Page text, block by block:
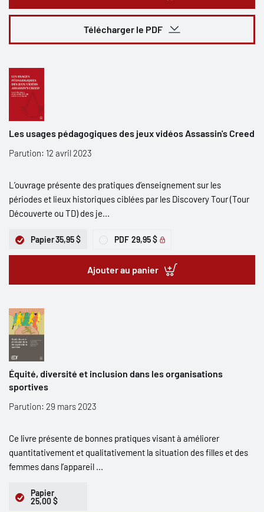
Télécharger le PDF
Les usages pédagogiques des jeux vidéos Assassin's Creed
Parution: 12 avril 2023
L’ouvrage présente des pratiques d’enseignement sur les
périodes et lieux historiques ciblées par les Discovery Tour (Tour
Découverte ou TD) des je...
Papier35,95 $ PDF 29,95 $
Ajouter au panier
Équité, diversité et inclusion dans les organisations
sportives
Parution: 29 mars 2023
Ce livre présente de bonnes pratiques visant à améliorer
quantitativement et qualitativement la situation des filles et des
femmes dans l’appareil ...
Papier
25,00 $